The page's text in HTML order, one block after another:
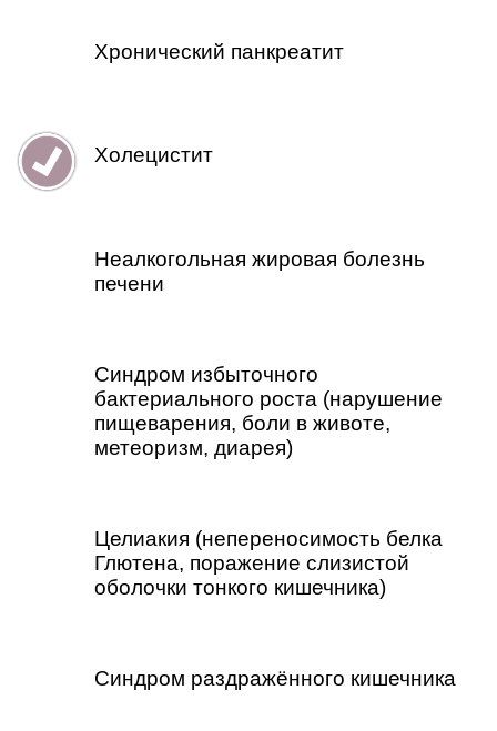
Хронический панкреатит
Холецистит
Неалкогольная жировая болезнь
печени
Синдром избыточного
бактериального роста (нарушение
пищеварения, боли в животе,
метеоризм, диарея)
Целиакия (непереносимость белка
Глютена, поражение слизистой
оболочки тонкого кишечника)
Синдром раздражённого кишечника